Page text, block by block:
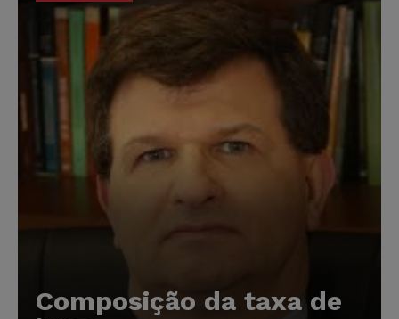
Composição da taxa de